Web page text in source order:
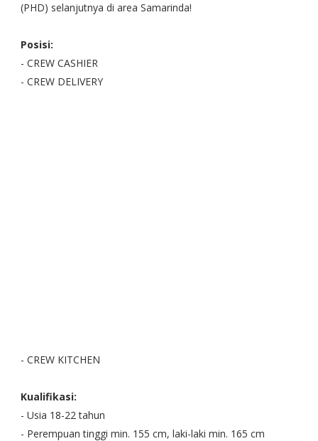
(PHD) selanjutnya di area Samarinda!
Posisi:
- CREW CASHIER
- CREW DELIVERY
- CREW KITCHEN
Kualifikasi:
- Usia 18-22 tahun
- Perempuan tinggi min. 155 cm, laki-laki min. 165 cm